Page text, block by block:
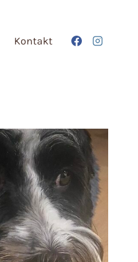
Kontakt